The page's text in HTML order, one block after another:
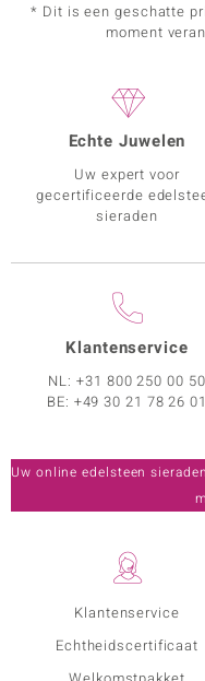
* Dit is een geschatte
moment
Klantenservice
Echtheidscertificaat
Echte Juwelen
Uw expert voor
gecertificeerde
sieraden
Klantenservice
NL:+31 800 250 00 50
BE: +49 30 21 78 26 01
Uw online edelsteen